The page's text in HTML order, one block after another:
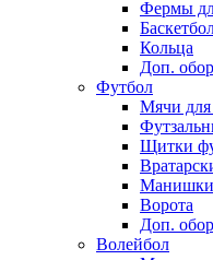
Фермы
Кольца
Доп.
Футбол
Мячи для
Щитки
Манишки
Ворота
Доп.
Волейбол